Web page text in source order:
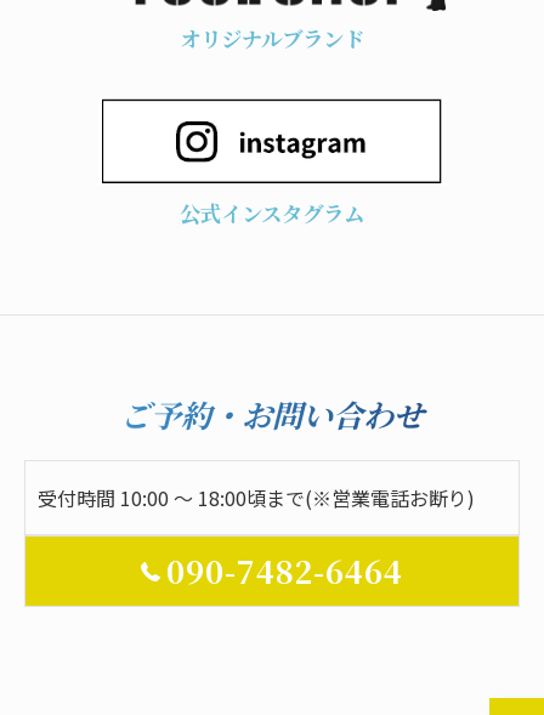
オリジナルブランド
公式インスタグラム
ご予約・お問い合わせ
受付時間 10:00 ～ 18:00頃まで(※営業電話お断り)
090-7482-6464